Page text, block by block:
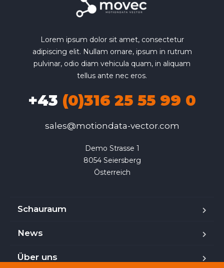
Lorem ipsum dolor sit amet, consectetur
adipiscing elit. Nullam ornare, ipsum in rutrum
pulvinar, odio diam vehicula quam, in aliquam
tellus ante nec eros.
+43 (0)316 25 55 99 0
sales@motiondata-vector.com
Demo Strasse 1
8054 Seiersberg
Österreich
Schauraum
News
Über uns